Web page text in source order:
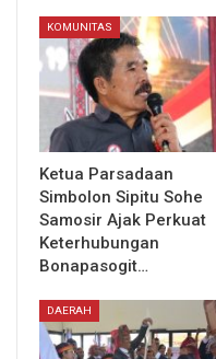
KOMUNITAS
Ketua Parsadaan
Simbolon Sipitu Sohe
Samosir Ajak Perkuat
Keterhubungan
Bonapasogit…
DAERAH